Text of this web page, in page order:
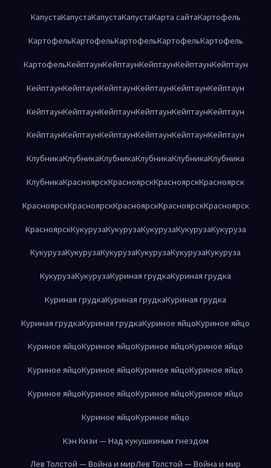
КапустаКапустаКапустаКапустаКарта сайтаКартофель
КартофельКартофельКартофельКартофельКартофель
КартофельКейптаунКейптаунКейптаунКейптаунКейптаун
КейптаунКейптаунКейптаунКейптаунКейптаунКейптаун
КейптаунКейптаунКейптаунКейптаунКейптаунКейптаун
КейптаунКейптаунКейптаунКейптаунКейптаунКейптаун
КлубникаКлубникаКлубникаКлубникаКлубникаКлубника
КлубникаКрасноярскКрасноярскКрасноярскКрасноярск
КрасноярскКрасноярскКрасноярскКрасноярскКрасноярск
КрасноярскКукурузаКукурузаКукурузаКукурузаКукуруза
КукурузаКукурузаКукурузаКукурузаКукурузаКукуруза
КукурузаКукурузаКуриная грудкаКуриная грудка
Куриная грудкаКуриная грудкаКуриная грудка
Куриная грудкаКуриная грудкаКуриное яйцоКуриное яйцо
Куриное яйцоКуриное яйцоКуриное яйцоКуриное яйцо
Куриное яйцоКуриное яйцоКуриное яйцоКуриное яйцо
Куриное яйцоКуриное яйцоКуриное яйцоКуриное яйцо
Куриное яйцоКуриное яйцо
Кэн Кизи — Над кукушкиным гнездом
Лев Толстой — Война и мирЛев Толстой — Война и мир